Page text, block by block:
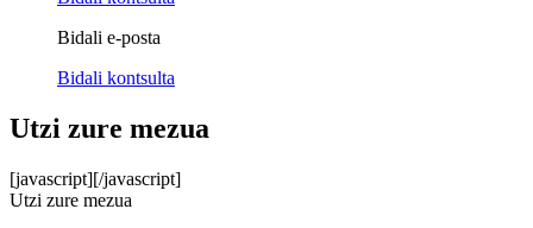
Bidali e-posta
Bidali kontsulta
Utzi zure mezua
[javascript][/javascript]
Utzi zure mezua